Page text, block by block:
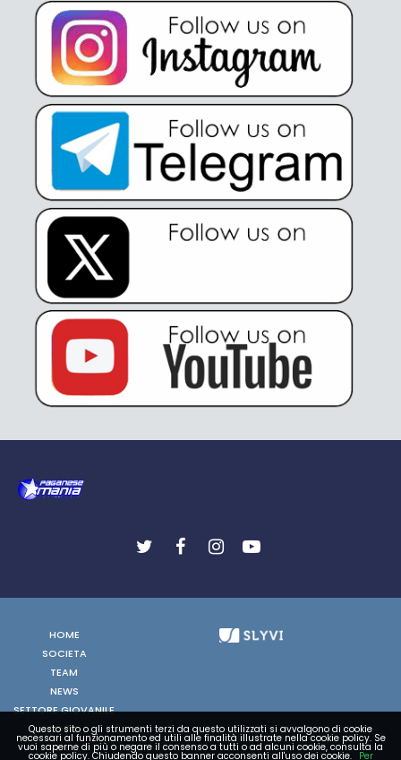
HOME
SOCIETA
TEAM
NEWS
SETTORE GIOVANILE
FOTO
VIDEO
Questo sito o gli strumenti terzi da questo utilizzati si avvalgono di cookie
necessari al funzionamento ed utili alle finalità illustrate nella cookie policy. Se
vuoi saperne di più o negare il consenso a tutti o ad alcuni cookie, consulta la
cookie policy. Chiudendo questo banner acconsenti all'uso dei cookie. Per